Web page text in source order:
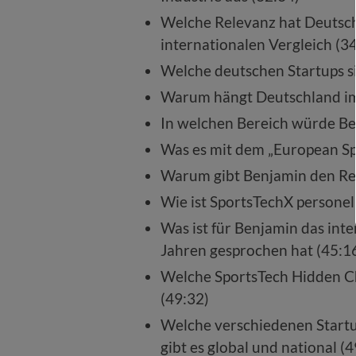
Welche Relevanz hat
internationalen Vergleich
Welche deutschen Startups
Warum hängt Deutschland
In welchen Bereich würde
Was es mit dem „European
Warum gibt Benjamin den
Wie ist SportsTechX
Was ist für Benjamin das
Jahren gesprochen hat
Welche SportsTech Hidden
(49:32)
Welche verschiedenen
gibt es global und national